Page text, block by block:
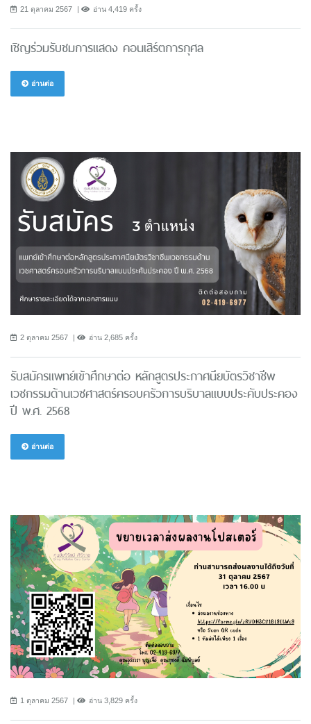
21 ตุลาคม 2567 อ่าน 4,419 ครั้ง
เชิญร่วมรับชมการแสดง คอนเสิร์ตการกุศล
อ่านต่อ
2 ตุลาคม 2567 อ่าน 2,685 ครั้ง
รับสมัครแพทย์เข้าศึกษาต่อ หลักสูตรประกาศนียบัตรวิชาชีพ
เวชกรรมด้านเวชศาสตร์ครอบครัวการบริบาลแบบประคับประคอง
ปี พ.ศ. 2568
อ่านต่อ
1 ตุลาคม 2567 อ่าน 3,829 ครั้ง